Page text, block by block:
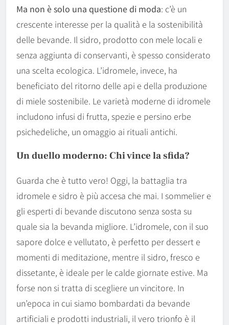
Ma non è solo una questione di moda: c’è un
crescente interesse per la qualità e la sostenibilità
delle bevande. Il sidro, prodotto con mele locali e
senza aggiunta di conservanti, è spesso considerato
una scelta ecologica. L’idromele, invece, ha
beneficiato del ritorno delle api e della produzione
di miele sostenibile. Le varietà moderne di idromele
includono infusi di frutta, spezie e persino erbe
psichedeliche, un omaggio ai rituali antichi.
Un duello moderno: Chi vince la sfida?
Guarda che è tutto vero! Oggi, la battaglia tra
idromele e sidro è più accesa che mai. I sommelier e
gli esperti di bevande discutono senza sosta su
quale sia la bevanda migliore. L’idromele, con il suo
sapore dolce e vellutato, è perfetto per dessert e
momenti di meditazione, mentre il sidro, fresco e
dissetante, è ideale per le calde giornate estive. Ma
forse non si tratta di scegliere un vincitore. In
un’epoca in cui siamo bombardati da bevande
artificiali e prodotti industriali, il vero trionfo è il